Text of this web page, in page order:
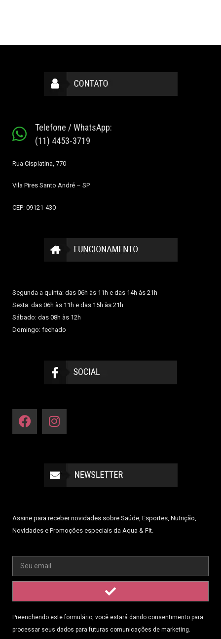
Telefone / WhatsApp:
(11) 4453-3719
Rua Cisplatina, 770
Vila Pires Santo André – SP
CEP: 09121-430
Segunda a quinta: das 06h às 11h e das 14h às 21h
Sexta: das 06h às 11h e das 15h às 21h
Sábado: das 08h às 12h
Domingo: fechado
Assine para receber novidades sobre Saúde, Esportes, Nutrição,
Novidades e Promoções especiais da Aqua & Fit.
Preenchendo este formulário, você estará dando consentimento para
processar seus dados para futuras comunicações de marketing.